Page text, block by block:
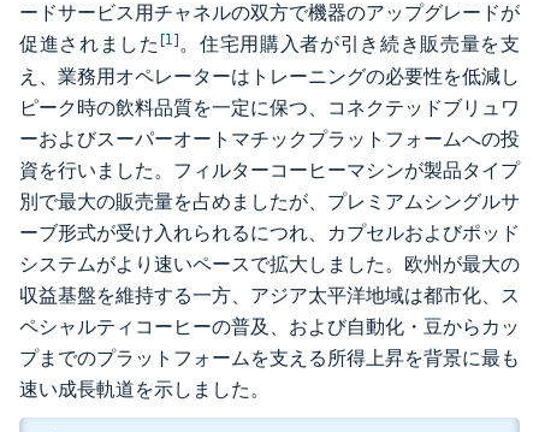
ードサービス用チャネルの双方で機器のアップグレードが
促進されました[1]。住宅用購入者が引き続き販売量を支
え、業務用オペレーターはトレーニングの必要性を低減し
ピーク時の飲料品質を一定に保つ、コネクテッドブリュワ
ーおよびスーパーオートマチックプラットフォームへの投
資を行いました。フィルターコーヒーマシンが製品タイプ
別で最大の販売量を占めましたが、プレミアムシングルサ
ーブ形式が受け入れられるにつれ、カプセルおよびポッド
システムがより速いペースで拡大しました。欧州が最大の
収益基盤を維持する一方、アジア太平洋地域は都市化、ス
ペシャルティコーヒーの普及、および自動化・豆からカッ
プまでのプラットフォームを支える所得上昇を背景に最も
速い成長軌道を示しました。